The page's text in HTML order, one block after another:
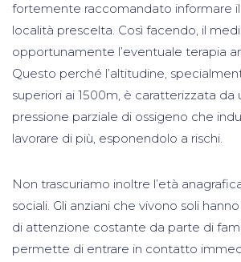
fortemente raccomandato informare
località prescelta. Così facendo, il
opportunamente l’eventuale terapia
Questo perché l’altitudine,
superiori ai 1500m, è caratterizzata da
pressione parziale di ossigeno che
lavorare di più, esponendolo a rischi.
Non trascuriamo inoltre l’età
sociali. Gli anziani che vivono soli
di attenzione costante da parte di
permette di entrare in contatto